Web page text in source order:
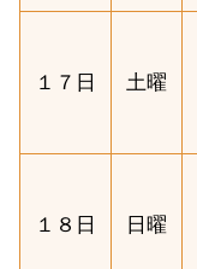
１７日 土曜
１８日 日曜